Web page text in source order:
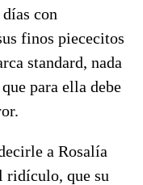
con
finos piececitos
standard, nada
para ella debe
a Rosalía
ridículo, que su